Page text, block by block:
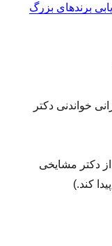
برندهای بزرگ
خواندنی دکتر
از دکتر مشایخی
کند.)